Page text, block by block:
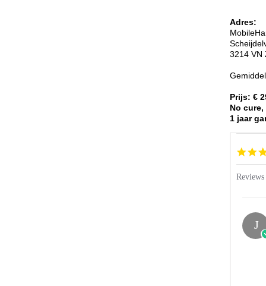
Adres:
3214 VN
Prijs: €
No
1 jaar
content
starts
J